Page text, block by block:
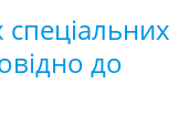
до